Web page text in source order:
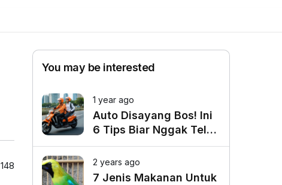
148
You may be interested
1 year ago
Auto Disayang Bos! Ini
6 Tips Biar Nggak Telat
Datang ke Kantor
2 years ago
7 Jenis Makanan Untuk